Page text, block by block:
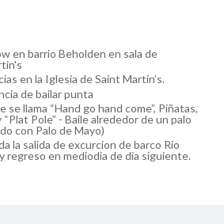
en barrio Beholden en sala de
en la Iglesia de Saint Martin’s.
de bailar punta
se llama “Hand go hand come”, Piñatas,
Pole” - Baile alrededor de un palo
con Palo de Mayo)
la salida de excurcion de barco Rio
regreso en mediodia de dia siguiente.